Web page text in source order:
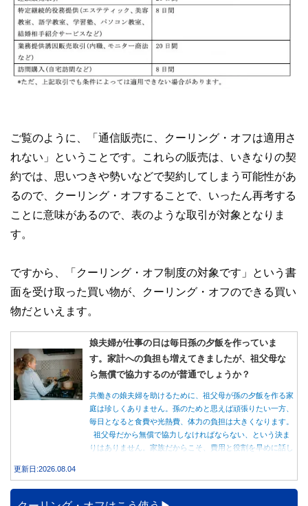
ご覧のように、「通信販売に、クーリング・オフは適用さ
れない」ということです。これらの販売は、いきなりの契
約では、思いつきや勢いなどで契約してしまう可能性があ
るので、クーリング・オフすることで、いったん再考する
ことに意味があるので、表のような取引が対象となりま
す。
ですから、「クーリング・オフ制度の対象です」という書
面を受け取った買い物が、クーリング・オフのできる買い
物だといえます。
娘夫婦が仕事の日は毎日孫の夕飯を作っていま
す。家計への負担も増えてきましたが、祖父母な
ら無償で協力するのが普通でしょうか？
共働きの娘夫婦を助けるために、祖父母が孫の夕飯を作る家
庭は珍しくありません。孫のためと思えば頑張りたい一方、
毎日となると食費や光熱費、体力の負担は大きくなります。
祖父母だから無償で協力しなければならない、という決ま
りはありません。家族だからこそ、費用と役割を早めに話し
更新日:2026.08.04